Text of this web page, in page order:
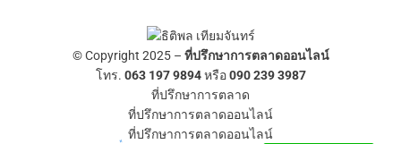
© Copyright 2025 – ที่ปรึกษาการตลาดออนไลน์
โทร. 063 197 9894หรือ090 239 3987
ที่ปรึกษาการตลาด
ที่ปรึกษาการตลาดออนไลน์
ที่ปรึกษาการตลาดออนไลน์